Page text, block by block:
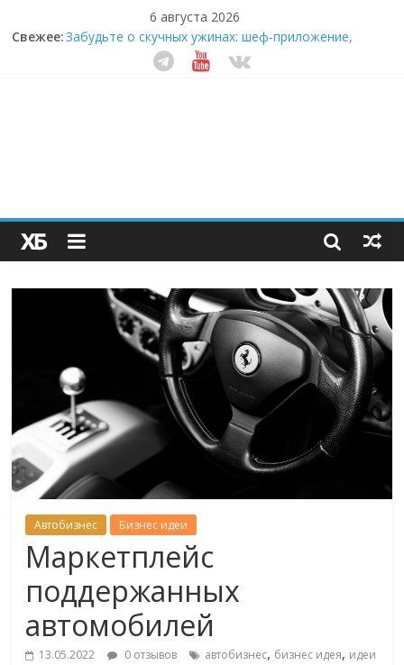
6 августа 2026
Свежее:Забудьте о скучных ужинах: шеф-приложение,
которое видит вашу еду насквозь
Небо зовёт: как бизнес на полётах дронов и
Секрет супергидратации: почему кокосовая вода с
пребиотиками становится главным трендом
здорового питания
Автобизнес Бизнес идеи
Маркетплейс
поддержанных
автомобилей
13.05.2022 0 отзывов автобизнес, бизнес идея, идеи